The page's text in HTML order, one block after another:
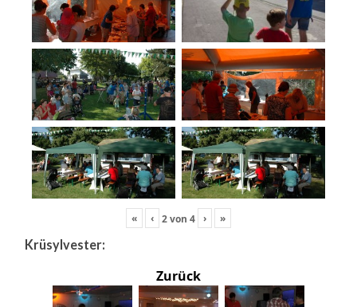
« ‹ 2von 4 › »
Krüsylvester:
Zurück